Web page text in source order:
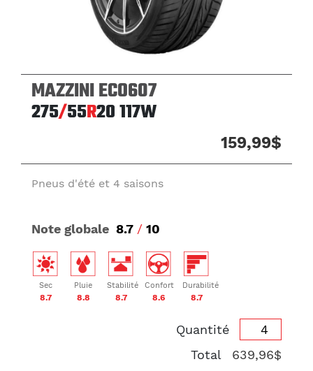
MAZZINI ECO607
275/55R20117W
159,99$
Pneus d'été et 4 saisons
Note globale 8.7 / 10
Sec
8.7
Pluie
8.8
Stabilité
8.7
Confort
8.6
Durabilité
8.7
Quantité
Total
639,96$